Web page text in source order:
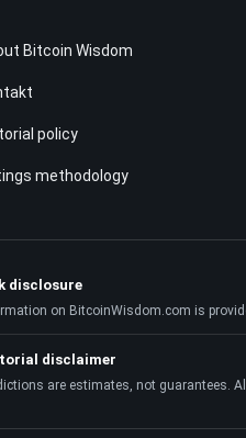
Bitcoin Wisdom
policy
methodology
disclosure
on BitcoinWisdom.com is
disclaimer
are estimates, not guarantees.